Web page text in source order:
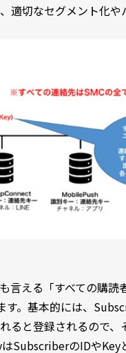
適切なセグメント化や
言える「すべての購読
。基本的には、
ると登録されるので、
SubscriberのIDやKey